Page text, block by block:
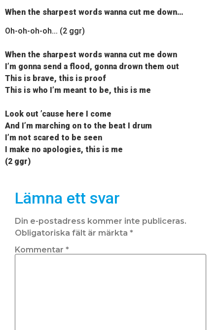
When the sharpest words wanna cut me down…
Oh-oh-oh-oh… (2 ggr)
When the sharpest words wanna cut me down
I’m gonna send a flood, gonna drown them out
This is brave, this is proof
This is who I’m meant to be, this is me
Look out ’cause here I come
And I’m marching on to the beat I drum
I’m not scared to be seen
I make no apologies, this is me
(2 ggr)
Lämna ett svar
Din e-postadress kommer inte publiceras.
Obligatoriska fält är märkta *
Kommentar *